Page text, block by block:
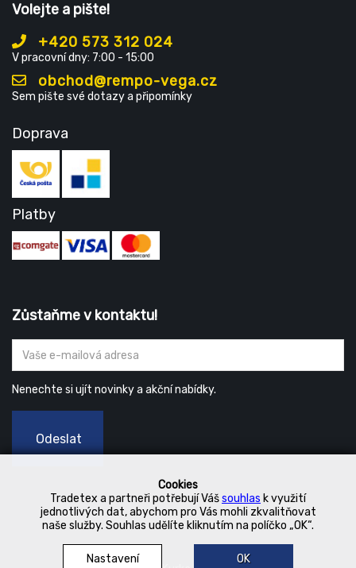
Cookies
Tradetex a partneři potřebují Vášsouhlas k využití
jednotlivých dat, abychom pro Vás mohli zkvalitňovat
naše služby. Souhlas udělíte kliknutím na políčko „OK“.
Nastavení OK
Volejte a pište!
+420 573 312 024
V pracovní dny: 7:00 - 15:00
obchod@rempo-vega.cz
Sem pište své dotazy a připomínky
Doprava
Platby
Zůstaňme v kontaktu!
Nenechte si ujít novinky a akční nabídky.
Odeslat